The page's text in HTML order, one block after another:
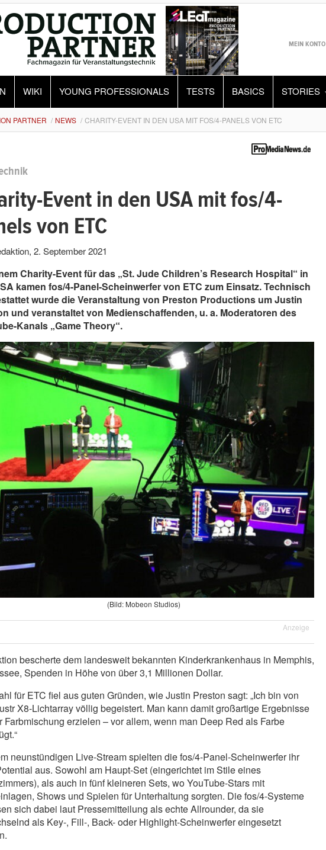
MEIN KONTO
WIKI YOUNG PROFESSIONALS TESTS BASICS STORIES
PARTNER NEWS CHARITY-EVENT IN DEN USA MIT FOS/4-PANELS VON ETC
Event in den USA mit fos/4-
von ETC
, 2. September 2021
Charity-Event für das „St. Jude Children’s Research Hospital“ in
kamen fos/4-Panel-Scheinwerfer von ETC zum Einsatz. Technisch
wurde die Veranstaltung von Preston Productions um Justin
und veranstaltet von Medienschaffenden, u. a. Moderatoren des
Kanals „Game Theory“.
(Bild: Mobeon Studios)
Anzeige
bescherte dem landesweit bekannten Kinderkrankenhaus in Memphis,
Spenden in Höhe von über 3,1 Millionen Dollar.
für ETC fiel aus guten Gründen, wie Justin Preston sagt: „Ich bin von
X8-Lichtarray völlig begeistert. Man kann damit großartige Ergebnisse
Farbmischung erzielen – vor allem, wenn man Deep Red als Farbe
neunstündigen Live-Stream spielten die fos/4-Panel-Scheinwerfer ihr
aus. Sowohl am Haupt-Set (eingerichtet im Stile eines
als auch in fünf kleineren Sets, wo YouTube-Stars mit
Shows und Spielen für Unterhaltung sorgten. Die fos/4-Systeme
sich dabei laut Pressemitteilung als echte Allrounder, da sie
als Key-, Fill-, Back- oder Highlight-Scheinwerfer eingesetzt